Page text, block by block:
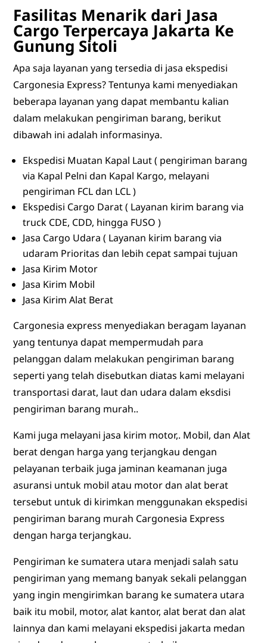
Fasilitas Menarik dari Jasa
Cargo Terpercaya Jakarta Ke
Gunung Sitoli
Apa saja layanan yang tersedia di jasa ekspedisi
Cargonesia Express? Tentunya kami menyediakan
beberapa layanan yang dapat membantu kalian
dalam melakukan pengiriman barang, berikut
dibawah ini adalah informasinya.
Ekspedisi Muatan Kapal Laut ( pengiriman barang
via Kapal Pelni dan Kapal Kargo, melayani
pengiriman FCL dan LCL )
Ekspedisi Cargo Darat ( Layanan kirim barang via
truck CDE, CDD, hingga FUSO )
Jasa Cargo Udara ( Layanan kirim barang via
udaram Prioritas dan lebih cepat sampai tujuan
Jasa Kirim Motor
Jasa Kirim Mobil
Jasa Kirim Alat Berat
Cargonesia express menyediakan beragam layanan
yang tentunya dapat mempermudah para
pelanggan dalam melakukan pengiriman barang
seperti yang telah disebutkan diatas kami melayani
transportasi darat, laut dan udara dalam eksdisi
pengiriman barang murah..
Kami juga melayani jasa kirim motor,. Mobil, dan Alat
berat dengan harga yang terjangkau dengan
pelayanan terbaik juga jaminan keamanan juga
asuransi untuk mobil atau motor dan alat berat
tersebut untuk di kirimkan menggunakan ekspedisi
pengiriman barang murah Cargonesia Express
dengan harga terjangkau.
Pengiriman ke sumatera utara menjadi salah satu
pengiriman yang memang banyak sekali pelanggan
yang ingin mengirimkan barang ke sumatera utara
baik itu mobil, motor, alat kantor, alat berat dan alat
lainnya dan kami melayani ekspedisi jakarta medan